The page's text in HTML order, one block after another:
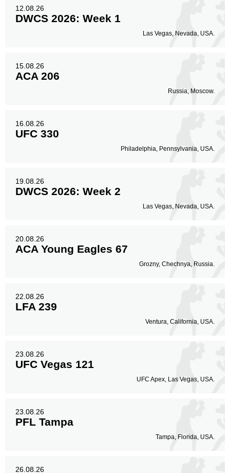
12.08.26
DWCS 2026: Week 1
Las Vegas, Nevada, USA.
15.08.26
ACA 206
Russia, Moscow.
16.08.26
UFC 330
Philadelphia, Pennsylvania, USA.
19.08.26
DWCS 2026: Week 2
Las Vegas, Nevada, USA.
20.08.26
ACA Young Eagles 67
Grozny, Chechnya, Russia.
22.08.26
LFA 239
Ventura, California, USA.
23.08.26
UFC Vegas 121
UFC Apex, Las Vegas, USA.
23.08.26
PFL Tampa
Tampa, Florida, USA.
26.08.26